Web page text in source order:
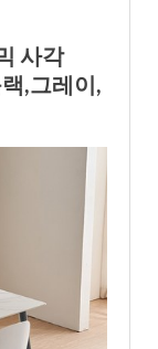
사각
,그레이,